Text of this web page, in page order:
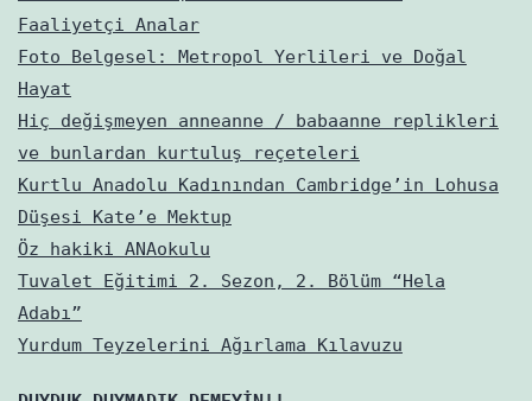
Faaliyetçi Analar
Foto Belgesel: Metropol Yerlileri ve Doğal
Hayat
Hiç değişmeyen anneanne / babaanne replikleri
ve bunlardan kurtuluş reçeteleri
Kurtlu Anadolu Kadınından Cambridge’in Lohusa
Düşesi Kate’e Mektup
Öz hakiki ANAokulu
Tuvalet Eğitimi 2. Sezon, 2. Bölüm “Hela
Adabı”
Yurdum Teyzelerini Ağırlama Kılavuzu